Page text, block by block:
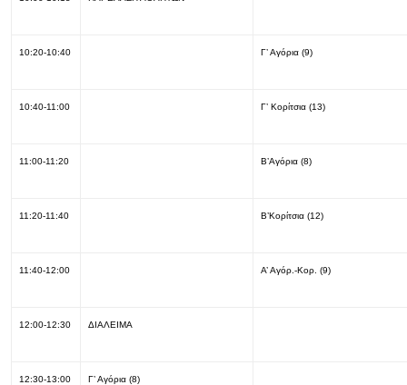
10:20-10:40 Γ’ Αγόρια (9)
10:40-11:00 Γ’ Κορίτσια (13)
11:00-11:20 Β’Αγόρια (8)
11:20-11:40 Β’Κορίτσια (12)
11:40-12:00 Α’ Αγόρ.-Κορ. (9)
12:00-12:30 ΔΙΑΛΕΙΜΑ
12:30-13:00 Γ’ Αγόρια (8)